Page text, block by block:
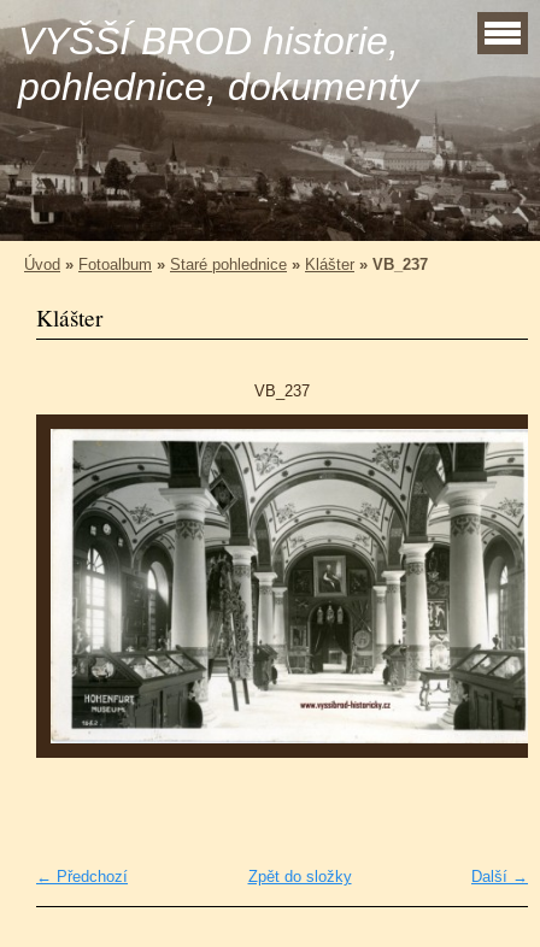
VYŠŠÍ BROD historie,
pohlednice, dokumenty
Úvod » Fotoalbum » Staré pohlednice » Klášter » VB_237
Klášter
VB_237
← Předchozí Další →
Zpět do složky